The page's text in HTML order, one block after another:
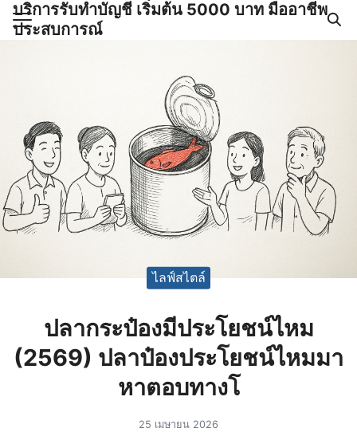
Skipบริการรับทำบัญชี เริ่มต้น 5000 บาท มืออาชีพ
ประสบการณ์
ไลฟ์สไตล์
ปลากระป๋องมีประโยชน์ไหม
(2569) ปลาป๋องประโยชน์ไหมมา
หาตอบทางโ
25 เมษายน 2026